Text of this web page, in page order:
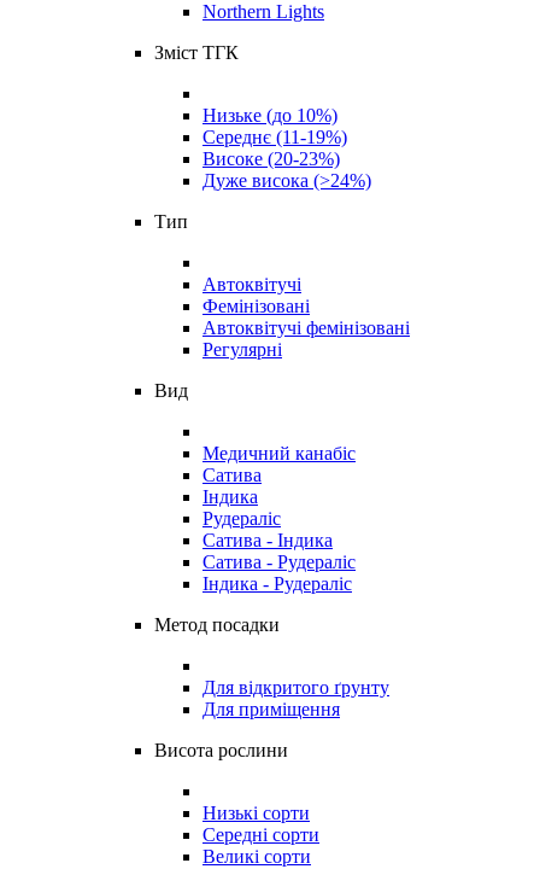
Northern Lights
Зміст ТГК
Низьке (до 10%)
Середнє (11-19%)
Високе (20-23%)
Дуже висока (>24%)
Тип
Автоквітучі
Фемінізовані
Автоквітучі фемінізовані
Регулярні
Вид
Медичний канабіс
Сатива
Індика
Рудераліс
Сатива - Індика
Сатива - Рудераліс
Індика - Рудераліс
Метод посадки
Для відкритого ґрунту
Для приміщення
Висота рослини
Низькі сорти
Середні сорти
Великі сорти